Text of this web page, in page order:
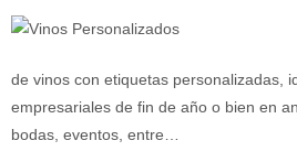
de vinos con etiquetas personalizadas,
empresariales de fin de año o bien en
bodas, eventos, entre…